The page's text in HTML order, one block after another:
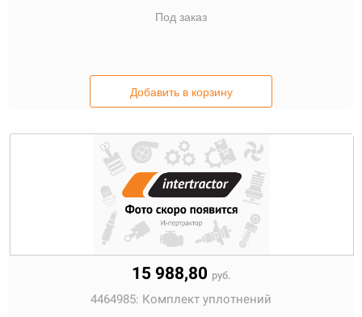
Под заказ
Добавить в корзину
15 988,80 руб.
4464985: Комплект уплотнений